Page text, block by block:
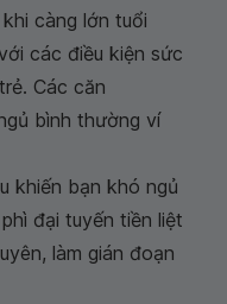
càng lớn tuổi
các điều kiện sức
Các căn
bình thường ví
khiến bạn khó ngủ
đại tuyến tiền liệt
làm gián đoạn